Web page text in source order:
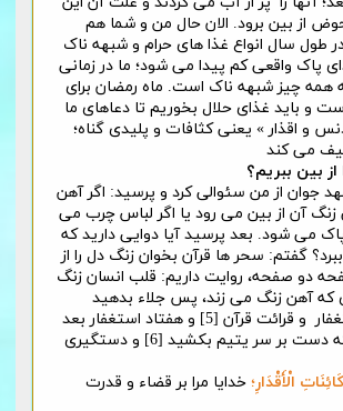
از بین برود. الان حال من و شما هم
سال انواع غذا های حرام و شبهه ناک
پاک واقعی کم پیدا می شود؛ ما در زمانی
همه چیز شبهه ناک است. ماه رمضان برای
و باید غذای حلال بخوریم تا دعاهای ما
و اقذار » یعنی کثافات و پلیدی گناه؛
می کند
از بین ببریم؟
از من سئوالی کرد و پرسید: اگر آهن
زنگ آن از بین می رود یا اگر لباس چرب می
می شود. بعد پرسید آیا دوایی دارید که
ببرد؟ گفتم: سحر ها قرآن بخوان زنگ دل را از
دو صفحه، روایت داریم: قلب انسان زنگ
که آهن زنگ می زند، پس جلاء بدهید
قلبتان را بطول استغفار و قرائت قرآن [5] و هفتاد استغفار بعد
از نماز و دیگر این که دست بر سر یتیم بکشید [6] و دستگیری
الْأَقْدَارِ؛ خدایا مرا بر قضاء و قدرت